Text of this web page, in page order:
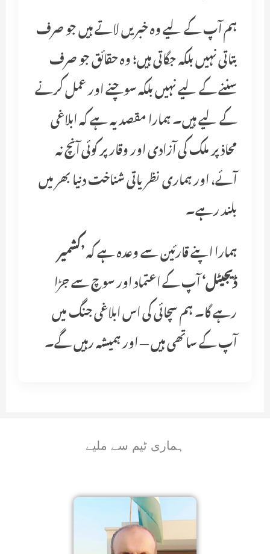
ہم آپ کے لیے وہ خبریں لاتے ہیں جو صرف
بتاتی نہیں بلکہ جگاتی ہیں؛ وہ حقائق جو صرف
سننے کے لیے نہیں بلکہ سوچنے اور عمل کرنے
کے لیے ہیں۔ ہمارا مقصد یہ ہے کہ ابلاغی
محاذ پر ملک کی آزادی اور وقار پر کوئی آنچ نہ
آئے، اور ہماری نظریاتی شناخت دنیا بھر میں
بلند رہے۔
ہمارا اپنے قارئین سے وعدہ ہے کہ’کشمیر
ڈیجیٹل‘آپ کے اعتماد اور سوچ سے جڑا
رہے گا۔ ہم سچائی کی اس ابلاغی جنگ میں
آپ کے ساتھی ہیں — اور ہمیشہ رہیں گے۔
ہماری ٹیم سے ملیے